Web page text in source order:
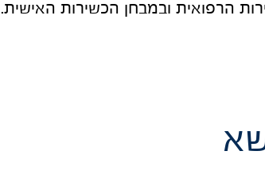
הרפואית ובמבחן הכשירות האישית.